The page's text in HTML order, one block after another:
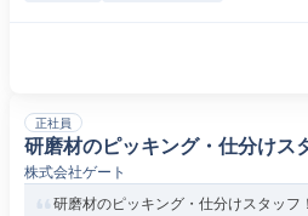
正社員
研磨材のピッキング・仕分けス
株式会社ゲート
研磨材のピッキング・仕分けスタッフ